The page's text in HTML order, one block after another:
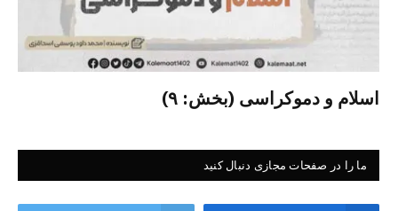
اسلام و دموکراسی (بخش: ۹)
ما را در صفحات مجازی دنبال کنید